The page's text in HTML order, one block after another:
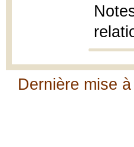
Dernière mise